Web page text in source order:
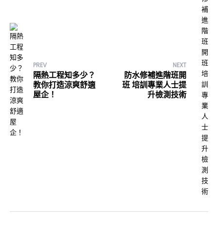
PREV
隔熱工程知多少？
教你打造涼爽舒適
屋企！
NEXT
防水修補進階班開
班 培訓專業人士提
升檢測技術